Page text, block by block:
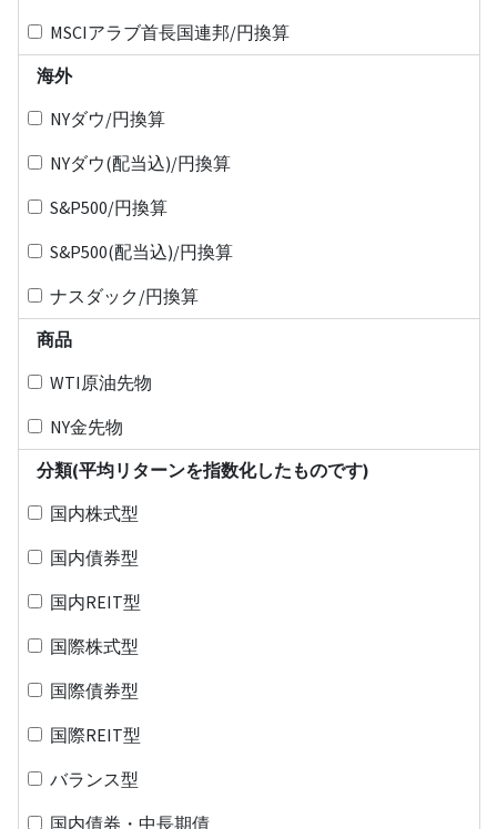
MSCIアラブ首長国連邦/円換算
海外
NYダウ/円換算
NYダウ(配当込)/円換算
S&P500/円換算
S&P500(配当込)/円換算
ナスダック/円換算
商品
WTI原油先物
NY金先物
分類(平均リターンを指数化したものです)
国内株式型
国内債券型
国内REIT型
国際株式型
国際債券型
国際REIT型
バランス型
国内債券・中長期債